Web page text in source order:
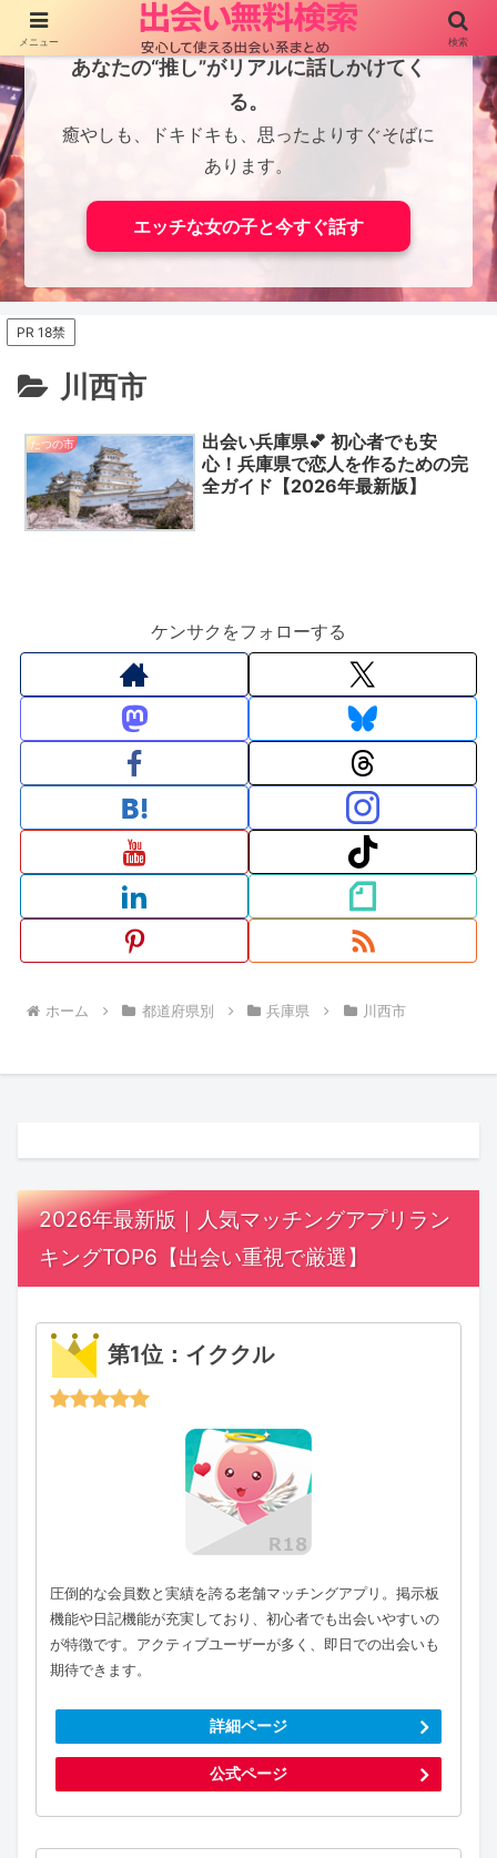
あなたの“推し”がリアルに話しかけてく
る。
癒やしも、ドキドキも、思ったよりすぐそばに
あります。
エッチな女の子と今すぐ話す
PR 18禁
川西市
たつの市
出会い兵庫県💕 初心者でも安
心！兵庫県で恋人を作るための完
全ガイド【2026年最新版】
ケンサクをフォローする
ホーム 都道府県別 兵庫県 川西市
2026年最新版｜人気マッチングアプリラン
キングTOP6【出会い重視で厳選】
第1位：イククル
圧倒的な会員数と実績を誇る老舗マッチングアプリ。掲示板
機能や日記機能が充実しており、初心者でも出会いやすいの
が特徴です。アクティブユーザーが多く、即日での出会いも
期待できます。
詳細ページ
公式ページ
メニュー 検索